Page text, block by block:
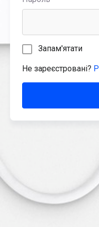
Запам'ятати
Не зареєстровані?